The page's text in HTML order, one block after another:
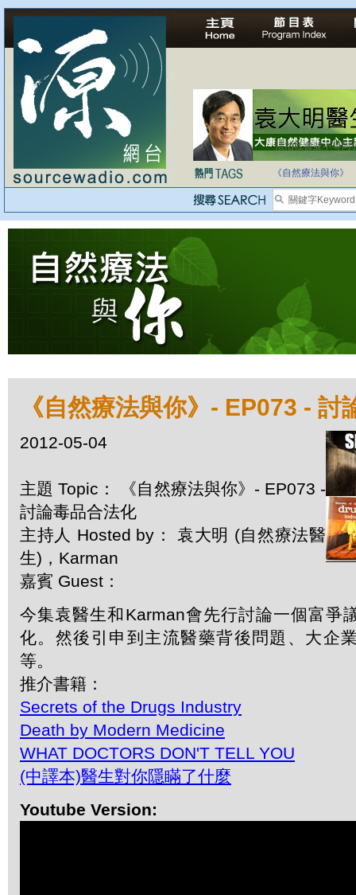
法治社會並不等同
《自然療法與你》
《自然療法與你》- EP073 - 討
2012-05-04
主題 Topic： 《自然療法與你》- EP073 -
討論毒品合法化
主持人 Hosted by： 袁大明 (自然療法醫
生)，Karman
嘉賓 Guest：
今集袁醫生和Karman會先行討論一個富爭
化。然後引申到主流醫藥背後問題、大企
等。
推介書籍：
Secrets of the Drugs Industry
Death by Modern Medicine
WHAT DOCTORS DON'T TELL YOU
(中譯本)醫生對你隱瞞了什麼
Youtube Version: